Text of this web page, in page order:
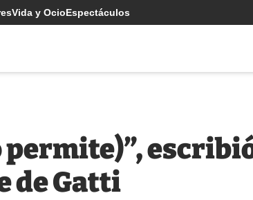
Vida y OcioEspectáculos
permite)”,
de Gatti